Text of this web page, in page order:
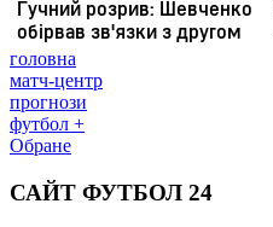
головна
матч-центр
прогнози
футбол +
Обране
САЙТ ФУТБОЛ 24